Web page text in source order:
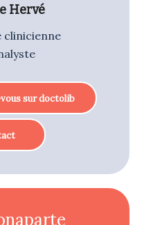
Hervé
clinicienne
sur doctolib